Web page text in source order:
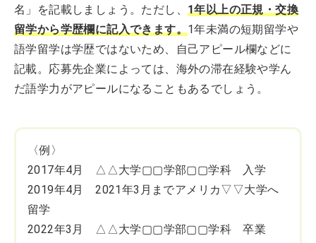
名」を記載しましょう。ただし、 1年以上の正規・交換
留学から学歴欄に記入できます。1年未満の短期留学や
語学留学は学歴ではないため、自己アピール欄などに
記載。応募先企業によっては、海外の滞在経験や学ん
だ語学力がアピールになることもあるでしょう。
〈例〉
2017年4月 △△大学▢▢学部▢▢学科 入学
2019年4月 2021年3月までアメリカ▽▽大学へ
留学
2022年3月 △△大学▢▢学部▢▢学科 卒業